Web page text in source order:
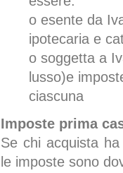
o esente da
ipotecaria e
o soggetta a
lusso)e
ciascuna
Imposte prima
Se chi acquista
le imposte sono